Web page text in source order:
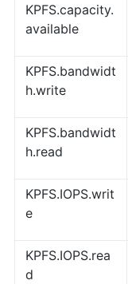
KPFS.capacity.
available
KPFS.bandwidt
h.write
KPFS.bandwidt
h.read
KPFS.IOPS.writ
e
KPFS.IOPS.rea
d